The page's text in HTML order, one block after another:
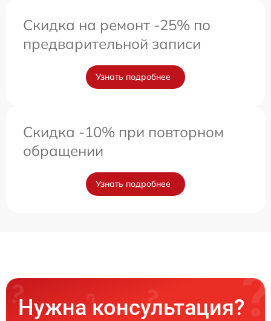
Скидка на ремонт -25% по
предварительной записи
Узнать подробнее
Скидка -10% при повторном
обращении
Узнать подробнее
Нужна консультация?